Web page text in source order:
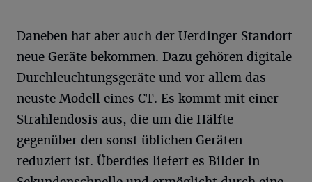
Daneben hat aber auch der Uerdinger Standort
neue Geräte bekommen. Dazu gehören digitale
Durchleuchtungsgeräte und vor allem das
neuste Modell eines CT. Es kommt mit einer
Strahlendosis aus, die um die Hälfte
gegenüber den sonst üblichen Geräten
reduziert ist. Überdies liefert es Bilder in